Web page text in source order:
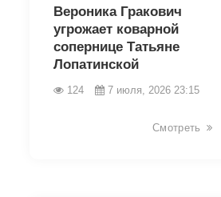
Вероника Гракович
угрожает коварной
сопернице Татьяне
Лопатинской
124 7 июля, 2026 23:15
Смотреть